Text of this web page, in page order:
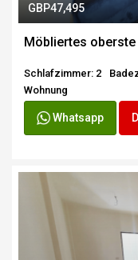
GBP47,495
Schlafzimmer: 2
Wohnung
Whatsapp